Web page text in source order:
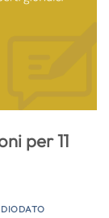
per 11